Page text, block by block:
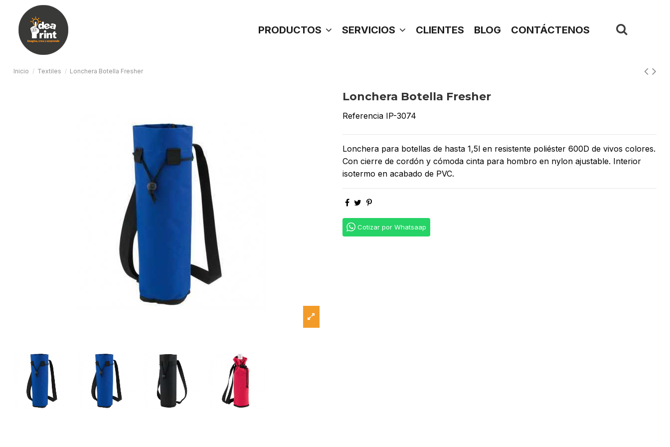
PRODUCTOS SERVICIOS CLIENTES BLOG CONTÁCTENOS
Inicio Textiles Lonchera Botella Fresher
Lonchera Botella Fresher
Referencia IP-3074
Lonchera para botellas de hasta 1,5l en resistente poliéster 600D de vivos colores.
Con cierre de cordón y cómoda cinta para hombro en nylon ajustable. Interior
isotermo en acabado de PVC.
Cotizar por Whatsaap